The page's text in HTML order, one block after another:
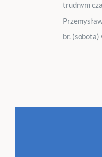
trudnym
br. (sobota)